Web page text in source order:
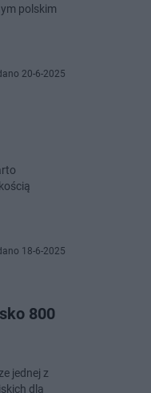
polskim
20-6-2025
18-6-2025
800
jednej z
dla